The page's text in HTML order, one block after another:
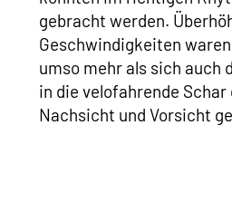
gebracht werden.
Geschwindigkeiten
umso mehr als sich auch
in die velofahrende
Nachsicht und Vorsicht